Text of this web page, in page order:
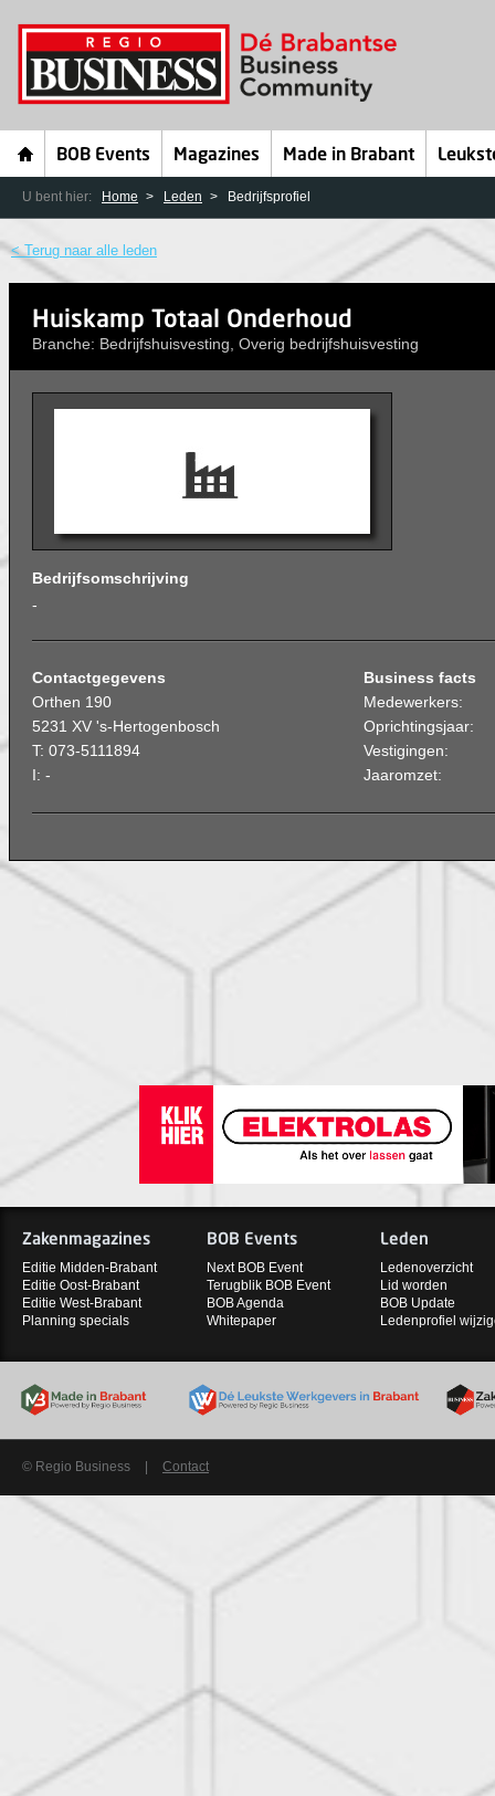
BOB Events Magazines Made in Brabant
U bent hier: Home Leden Bedrijfsprofiel
< Terug naar alle leden
Huiskamp Totaal Onderhoud
Branche: Bedrijfshuisvesting, Overig bedrijfshuisvesting
Bedrijfsomschrijving
-
Contactgegevens
Orthen 190
5231 XV 's-Hertogenbosch
T: 073-5111894
I: -
Business facts
Medewerkers:
Oprichtingsjaar:
Vestigingen:
Jaaromzet:
Zakenmagazines
Editie Midden-Brabant
Editie Oost-Brabant
Editie West-Brabant
Planning specials
BOB Events
Next BOB Event
Terugblik BOB Event
BOB Agenda
Whitepaper
Leden
Ledenoverzicht
Lid worden
BOB Update
Ledenprofiel
© Regio Business Contact